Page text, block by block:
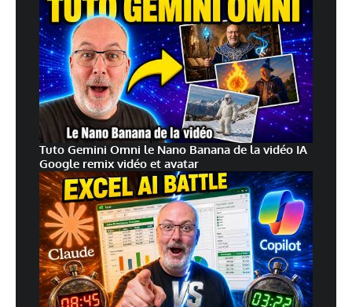
Tuto Gemini Omni le Nano Banana de la vidéo IA
Google remix vidéo et avatar